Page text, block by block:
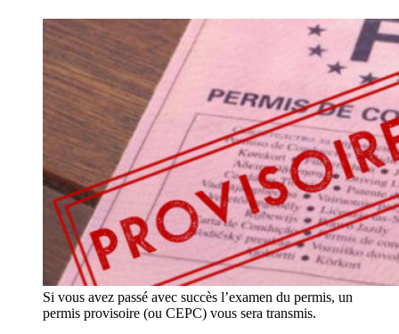
Si vous avez passé avec succès l’examen du permis, un
permis provisoire (ou CEPC) vous sera transmis.